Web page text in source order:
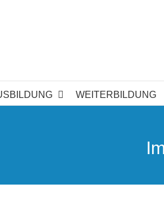
WEITERBILDUNG